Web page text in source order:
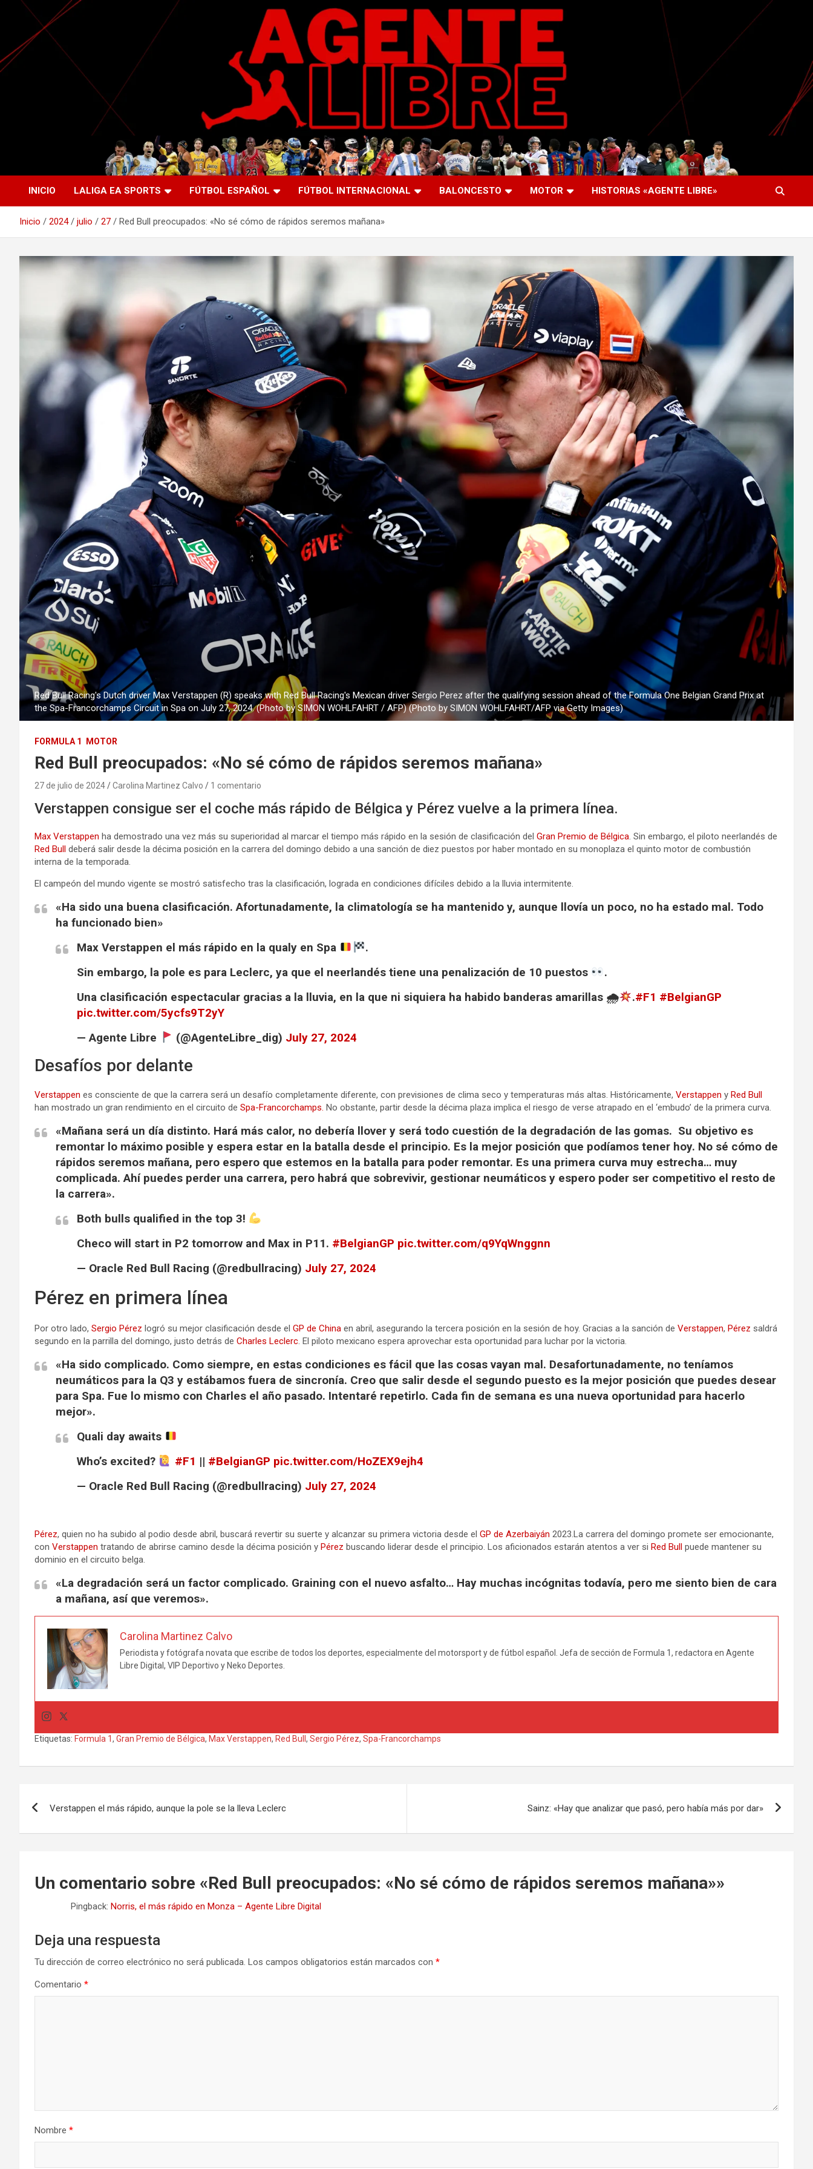
Saltar
contenido
Agente Libre Digital
La nueva generación del periodismo deportivo.
INICIO LALIGA EA SPORTS FÚTBOL ESPAÑOL FÚTBOL INTERNACIONAL BALONCESTO MOTOR HISTORIAS «AGENTE LIBRE»
Inicio 2024 julio 27 Red Bull preocupados: «No sé cómo de rápidos seremos mañana»
Red Bull Racing's Dutch driver Max Verstappen (R) speaks with Red Bull Racing's Mexican driver Sergio Perez after the qualifying session ahead of the Formula One Belgian Grand Prix at
the Spa-Francorchamps Circuit in Spa on July 27, 2024. (Photo by SIMON WOHLFAHRT / AFP) (Photo by SIMON WOHLFAHRT/AFP via Getty Images)
FORMULA 1 MOTOR
Red Bull preocupados: «No sé cómo de rápidos seremos mañana»
27 de julio de 2024 Carolina Martinez Calvo 1 comentario
Verstappen consigue ser el coche más rápido de Bélgica y Pérez vuelve a la primera línea.
Max Verstappen ha demostrado una vez más su superioridad al marcar el tiempo más rápido en la sesión de clasificación del Gran Premio de Bélgica. Sin embargo, el piloto neerlandés de
Red Bull deberá salir desde la décima posición en la carrera del domingo debido a una sanción de diez puestos por haber montado en su monoplaza el quinto motor de combustión
interna de la temporada.
El campeón del mundo vigente se mostró satisfecho tras la clasificación, lograda en condiciones difíciles debido a la lluvia intermitente.
«Ha sido una buena clasificación. Afortunadamente, la climatología se ha mantenido y, aunque llovía un poco, no ha estado mal. Todo
ha funcionado bien»
Max Verstappen el más rápido en la qualy en Spa
.
Sin embargo, la pole es para Leclerc, ya que el neerlandés tiene una penalización de 10 puestos
.
Una clasificación espectacular gracias a la lluvia, en la que ni siquiera ha habido banderas amarillas 🌧
.#F1 #BelgianGP
pic.twitter.com/5ycfs9T2yY
— Agente Libre
(@AgenteLibre_dig) July 27, 2024
Desafíos por delante
Verstappen es consciente de que la carrera será un desafío completamente diferente, con previsiones de clima seco y temperaturas más altas. Históricamente, Verstappen y Red Bull
han mostrado un gran rendimiento en el circuito de Spa-Francorchamps. No obstante, partir desde la décima plaza implica el riesgo de verse atrapado en el ‘embudo’ de la primera curva.
«Mañana será un día distinto. Hará más calor, no debería llover y será todo cuestión de la degradación de las gomas. Su objetivo es
remontar lo máximo posible y espera estar en la batalla desde el principio. Es la mejor posición que podíamos tener hoy. No sé cómo de
rápidos seremos mañana, pero espero que estemos en la batalla para poder remontar. Es una primera curva muy estrecha… muy
complicada. Ahí puedes perder una carrera, pero habrá que sobrevivir, gestionar neumáticos y espero poder ser competitivo el resto de
la carrera».
Both bulls qualified in the top 3!
Checo will start in P2 tomorrow and Max in P11. #BelgianGP pic.twitter.com/q9YqWnggnn
— Oracle Red Bull Racing (@redbullracing) July 27, 2024
Pérez en primera línea
Por otro lado, Sergio Pérez logró su mejor clasificación desde el GP de China en abril, asegurando la tercera posición en la sesión de hoy. Gracias a la sanción de Verstappen, Pérez saldrá
segundo en la parrilla del domingo, justo detrás de Charles Leclerc. El piloto mexicano espera aprovechar esta oportunidad para luchar por la victoria.
«Ha sido complicado. Como siempre, en estas condiciones es fácil que las cosas vayan mal. Desafortunadamente, no teníamos
neumáticos para la Q3 y estábamos fuera de sincronía. Creo que salir desde el segundo puesto es la mejor posición que puedes desear
para Spa. Fue lo mismo con Charles el año pasado. Intentaré repetirlo. Cada fin de semana es una nueva oportunidad para hacerlo
mejor».
Quali day awaits
Who’s excited?
#F1 || #BelgianGP pic.twitter.com/HoZEX9ejh4
— Oracle Red Bull Racing (@redbullracing) July 27, 2024
Pérez, quien no ha subido al podio desde abril, buscará revertir su suerte y alcanzar su primera victoria desde el GP de Azerbaiyán 2023.La carrera del domingo promete ser emocionante,
con Verstappen tratando de abrirse camino desde la décima posición y Pérez buscando liderar desde el principio. Los aficionados estarán atentos a ver si Red Bull puede mantener su
dominio en el circuito belga.
«La degradación será un factor complicado. Graining con el nuevo asfalto… Hay muchas incógnitas todavía, pero me siento bien de cara
a mañana, así que veremos».
Carolina Martinez Calvo
Periodista y fotógrafa novata que escribe de todos los deportes, especialmente del motorsport y de fútbol español. Jefa de sección de Formula 1, redactora en Agente
Libre Digital, VIP Deportivo y Neko Deportes.
Etiquetas: Formula 1, Gran Premio de Bélgica, Max Verstappen, Red Bull , Sergio Pérez, Spa-Francorchamps
Verstappen el más rápido, aunque la pole se la lleva Leclerc Sainz: «Hay que analizar que pasó, pero había más por dar»
Un comentario sobre «Red Bull preocupados: «No sé cómo de rápidos seremos mañana»»
Pingback: Norris, el más rápido en Monza – Agente Libre Digital
Deja una respuesta
Tu dirección de correo electrónico no será publicada. Los campos obligatorios están marcados con *
Comentario *
Nombre *